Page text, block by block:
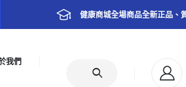
健康商城全場商品全新正品、
我們